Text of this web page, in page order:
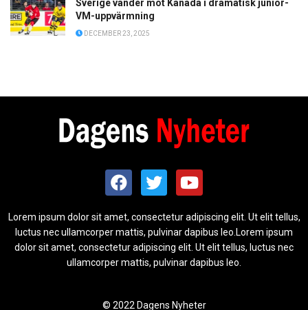
Sverige vänder mot Kanada i dramatisk junior-
VM-uppvärmning
DECEMBER 23, 2025
Lorem ipsum dolor sit amet, consectetur adipiscing elit. Ut elit tellus,
luctus nec ullamcorper mattis, pulvinar dapibus leo.Lorem ipsum
dolor sit amet, consectetur adipiscing elit. Ut elit tellus, luctus nec
ullamcorper mattis, pulvinar dapibus leo.
© 2022 Dagens Nyheter